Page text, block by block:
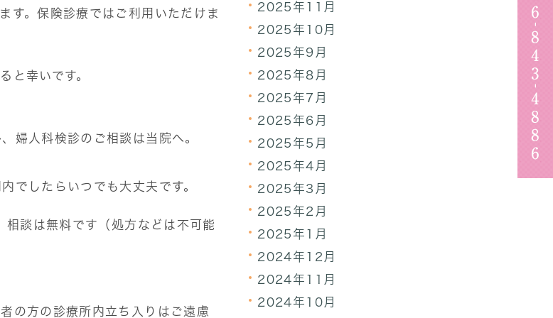
す。保険診療ではご利用いただけま
と幸いです。
婦人科検診のご相談は当院へ。
でしたらいつでも大丈夫です。
談は無料です（処方などは不可能
の方の診療所内立ち入りはご遠慮
2025年11月
2025年10月
2025年9月
2025年8月
2025年7月
2025年6月
2025年5月
2025年4月
2025年3月
2025年2月
2025年1月
2024年12月
2024年11月
2024年10月